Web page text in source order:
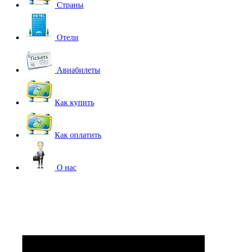
Страны
Отели
Авиабилеты
Как купить
Как оплатить
О нас